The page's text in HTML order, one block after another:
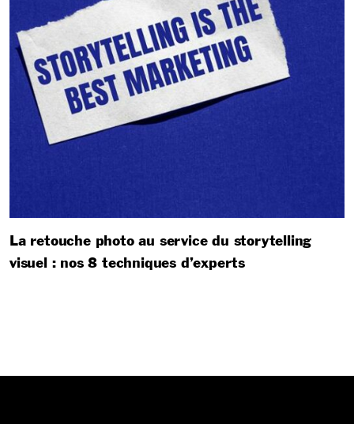
La retouche photo au service du storytelling
visuel : nos 8 techniques d’experts